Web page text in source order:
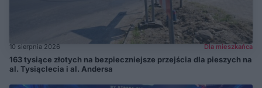
10 sierpnia 2026 Dla mieszkańca
163 tysiące złotych na bezpieczniejsze przejścia dla pieszych na
al. Tysiąclecia i al. Andersa